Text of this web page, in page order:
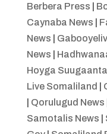
Berbera Press
Caynaba News
News
News
Hoyga Suugaanta
Live Somaliland
Qorulugud News
Samotalis News